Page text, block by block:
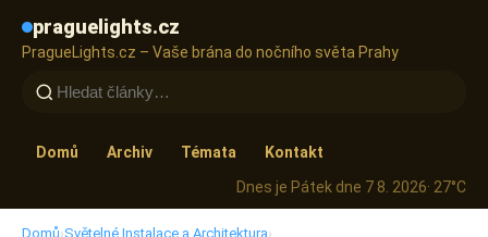
praguelights.cz
PragueLights.cz – Vaše brána do nočního světa Prahy
Domů Archiv Témata
Kontakt
Dnes je Pátek dne 7 8. 2026· 27°C
Domů›Světelné Instalace a Architektura›